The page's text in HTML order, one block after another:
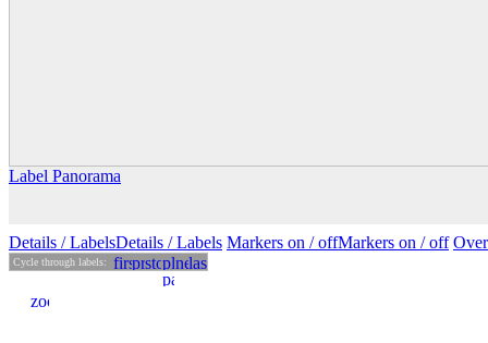
Label Panorama
Details / LabelsDetails /Labels Markers on /offMarkers on / off
Cycle through labels: